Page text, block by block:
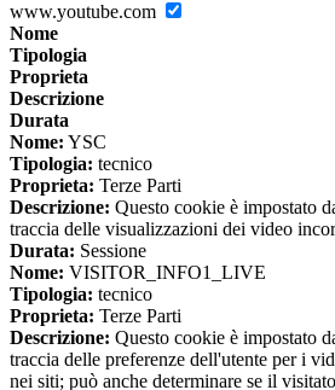
www.youtube.com
Nome
Tipologia
Proprieta
Descrizione
Durata
Nome: YSC
Tipologia: tecnico
Proprieta: Terze Parti
Descrizione: Questo cookie è impostato
traccia delle visualizzazioni dei video
Durata: Sessione
Nome: VISITOR_INFO1_LIVE
Tipologia: tecnico
Proprieta: Terze Parti
Descrizione: Questo cookie è impostato
traccia delle preferenze dell'utente per i
nei siti; può anche determinare se il